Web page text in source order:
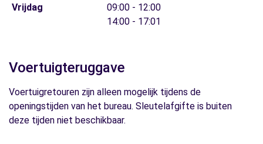
Vrijdag
09:00 - 12:00
14:00 - 17:01
Voertuigteruggave
Voertuigretouren zijn alleen mogelijk tijdens de
openingstijden van het bureau. Sleutelafgifte is buiten
deze tijden niet beschikbaar.